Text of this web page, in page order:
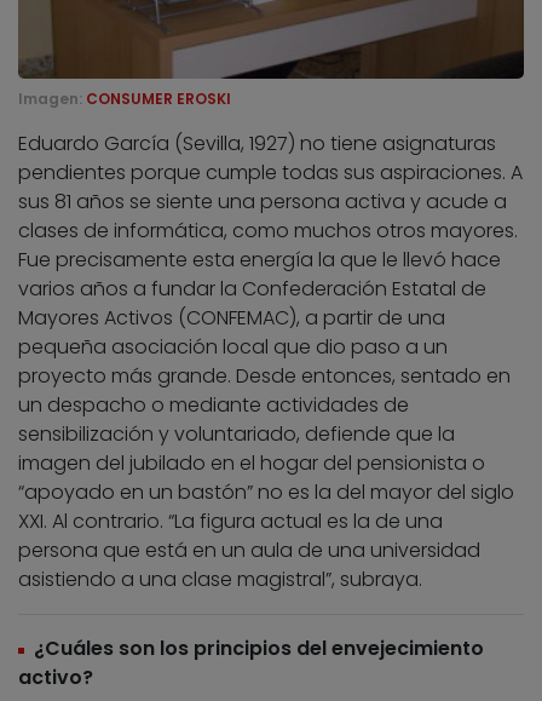
Imagen: CONSUMER EROSKI
Eduardo García (Sevilla, 1927) no tiene asignaturas
pendientes porque cumple todas sus aspiraciones. A
sus 81 años se siente una persona activa y acude a
clases de informática, como muchos otros mayores.
Fue precisamente esta energía la que le llevó hace
varios años a fundar la Confederación Estatal de
Mayores Activos (CONFEMAC), a partir de una
pequeña asociación local que dio paso a un
proyecto más grande. Desde entonces, sentado en
un despacho o mediante actividades de
sensibilización y voluntariado, defiende que la
imagen del jubilado en el hogar del pensionista o
“apoyado en un bastón” no es la del mayor del siglo
XXI. Al contrario. “La figura actual es la de una
persona que está en un aula de una universidad
asistiendo a una clase magistral”, subraya.
¿Cuáles son los principios del envejecimiento
activo?